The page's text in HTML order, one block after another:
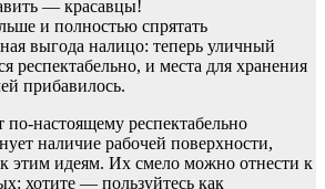
— красавцы!
и полностью спрятать
выгода налицо: теперь уличный
респектабельно, и места для хранения
прибавилось.
по-настоящему респектабельно
наличие рабочей поверхности,
к этим идеям. Их смело можно отнести к
хотите — пользуйтесь как